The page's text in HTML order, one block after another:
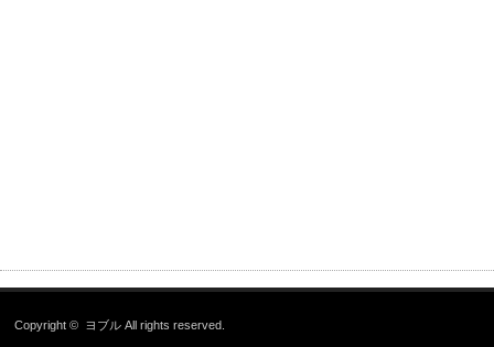
Copyright © ヨブル All rights reserved.